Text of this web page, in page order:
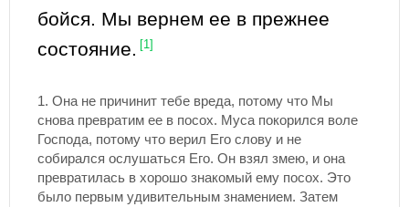
бойся. Мы вернем ее в прежнее
состояние.
[1]
1. Она не причинит тебе вреда, потому что Мы
снова превратим ее в посох. Муса покорился воле
Господа, потому что верил Его слову и не
собирался ослушаться Его. Он взял змею, и она
превратилась в хорошо знакомый ему посох. Это
было первым удивительным знамением. Затем